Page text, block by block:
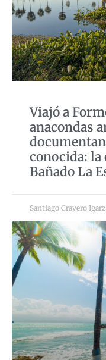
Viajó a
anacondas
conocida: la
Bañado La
Santiago Cravero